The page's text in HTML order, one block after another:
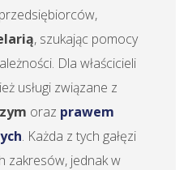
, szukając pomocy
Dla właścicieli
usługi związane z
oraz prawem
. Każda z tych gałęzi
zakresów, jednak w